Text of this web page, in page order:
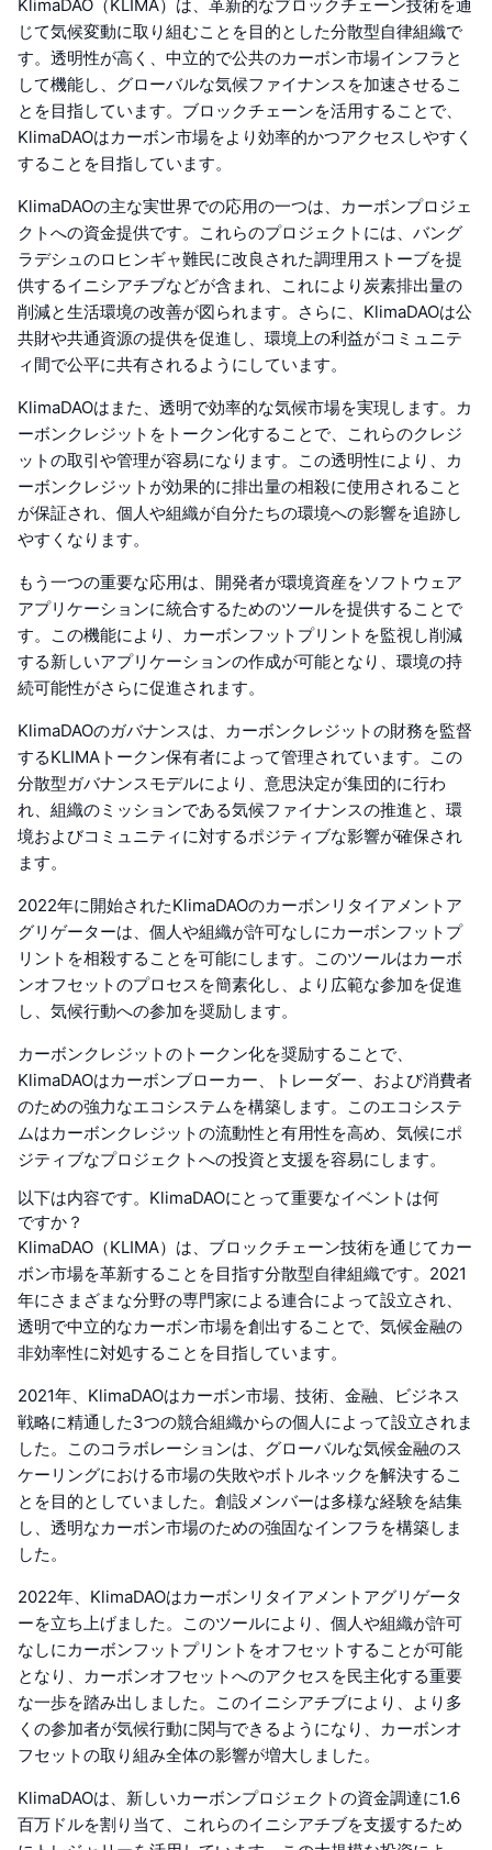
KlimaDAO（KLIMA）は、革新的なブロックチェーン技術を通
じて気候変動に取り組むことを目的とした分散型自律組織で
す。透明性が高く、中立的で公共のカーボン市場インフラと
して機能し、グローバルな気候ファイナンスを加速させるこ
とを目指しています。ブロックチェーンを活用することで、
KlimaDAOはカーボン市場をより効率的かつアクセスしやすく
することを目指しています。
KlimaDAOの主な実世界での応用の一つは、カーボンプロジェ
クトへの資金提供です。これらのプロジェクトには、バング
ラデシュのロヒンギャ難民に改良された調理用ストーブを提
供するイニシアチブなどが含まれ、これにより炭素排出量の
削減と生活環境の改善が図られます。さらに、KlimaDAOは公
共財や共通資源の提供を促進し、環境上の利益がコミュニテ
ィ間で公平に共有されるようにしています。
KlimaDAOはまた、透明で効率的な気候市場を実現します。カ
ーボンクレジットをトークン化することで、これらのクレジ
ットの取引や管理が容易になります。この透明性により、カ
ーボンクレジットが効果的に排出量の相殺に使用されること
が保証され、個人や組織が自分たちの環境への影響を追跡し
やすくなります。
もう一つの重要な応用は、開発者が環境資産をソフトウェア
アプリケーションに統合するためのツールを提供することで
す。この機能により、カーボンフットプリントを監視し削減
する新しいアプリケーションの作成が可能となり、環境の持
続可能性がさらに促進されます。
KlimaDAOのガバナンスは、カーボンクレジットの財務を監督
するKLIMAトークン保有者によって管理されています。この
分散型ガバナンスモデルにより、意思決定が集団的に行わ
れ、組織のミッションである気候ファイナンスの推進と、環
境およびコミュニティに対するポジティブな影響が確保され
ます。
2022年に開始されたKlimaDAOのカーボンリタイアメントア
グリゲーターは、個人や組織が許可なしにカーボンフットプ
リントを相殺することを可能にします。このツールはカーボ
ンオフセットのプロセスを簡素化し、より広範な参加を促進
し、気候行動への参加を奨励します。
カーボンクレジットのトークン化を奨励することで、
KlimaDAOはカーボンブローカー、トレーダー、および消費者
のための強力なエコシステムを構築します。このエコシステ
ムはカーボンクレジットの流動性と有用性を高め、気候にポ
ジティブなプロジェクトへの投資と支援を容易にします。
以下は内容です。KlimaDAOにとって重要なイベントは何
ですか？
KlimaDAO（KLIMA）は、ブロックチェーン技術を通じてカー
ボン市場を革新することを目指す分散型自律組織です。2021
年にさまざまな分野の専門家による連合によって設立され、
透明で中立的なカーボン市場を創出することで、気候金融の
非効率性に対処することを目指しています。
2021年、KlimaDAOはカーボン市場、技術、金融、ビジネス
戦略に精通した3つの競合組織からの個人によって設立されま
した。このコラボレーションは、グローバルな気候金融のス
ケーリングにおける市場の失敗やボトルネックを解決するこ
とを目的としていました。創設メンバーは多様な経験を結集
し、透明なカーボン市場のための強固なインフラを構築しま
した。
2022年、KlimaDAOはカーボンリタイアメントアグリゲータ
ーを立ち上げました。このツールにより、個人や組織が許可
なしにカーボンフットプリントをオフセットすることが可能
となり、カーボンオフセットへのアクセスを民主化する重要
な一歩を踏み出しました。このイニシアチブにより、より多
くの参加者が気候行動に関与できるようになり、カーボンオ
フセットの取り組み全体の影響が増大しました。
KlimaDAOは、新しいカーボンプロジェクトの資金調達に1.6
百万ドルを割り当て、これらのイニシアチブを支援するため